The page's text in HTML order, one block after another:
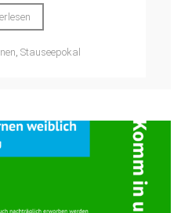
,Stauseepokal